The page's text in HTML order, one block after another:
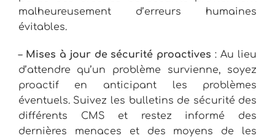
malheureusement d’erreurs humaines
évitables.
–Mises à jour de sécurité proactives : Au lieu
d’attendre qu’un problème survienne, soyez
proactif en anticipant les problèmes
éventuels. Suivez les bulletins de sécurité des
différents CMS et restez informé des
dernières menaces et des moyens de les